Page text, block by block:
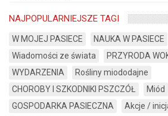
NAJPOPULARNIEJSZE TAGI
W MOJEJ PASIECE NAUKA W PASIECE
Wiadomości ze świata
PRZYRODA
WYDARZENIA
Rośliny miododajne
CHOROBY I SZKODNIKI PSZCZÓŁ
Miód
GOSPODARKA PASIECZNA
Akcje /